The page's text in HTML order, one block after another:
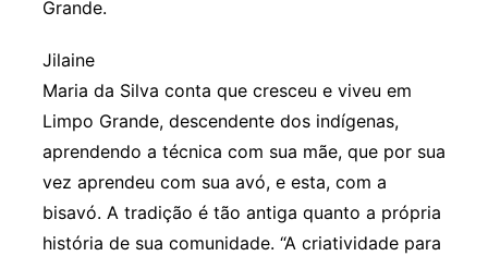
Grande.
Jilaine
Maria da Silva conta que cresceu e viveu em
Limpo Grande, descendente dos indígenas,
aprendendo a técnica com sua mãe, que por sua
vez aprendeu com sua avó, e esta, com a
bisavó. A tradição é tão antiga quanto a própria
história de sua comunidade. “A criatividade para